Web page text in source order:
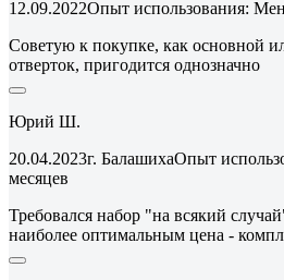
12.09.2022Опыт использования:
Советую к покупке, как основной
отверток, пригодится однозначно
Юрий Ш.
20.04.2023г. БалашихаОпыт
месяцев
Требовался набор "на всякий
наиболее оптимальным цена -